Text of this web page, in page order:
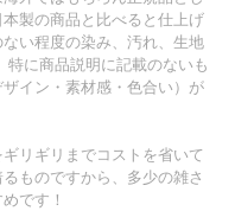
製の商品と比べると仕上げ
い程度の染み、汚れ、生地
に商品説明に記載のないも
イン・素材感・色合い）が
リギリまでコストを省いて
ものですから、多少の雑さ
です！